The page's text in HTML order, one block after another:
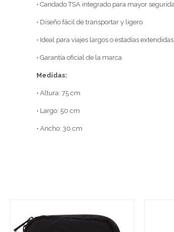
• Candado TSA integrado para mayor
• Diseño fácil de transportar y ligero
• Ideal para viajes largos o estadías extendidas
• Garantía oficial de la marca
Medidas:
• Altura: 75 cm
• Largo: 50 cm
• Ancho: 30 cm